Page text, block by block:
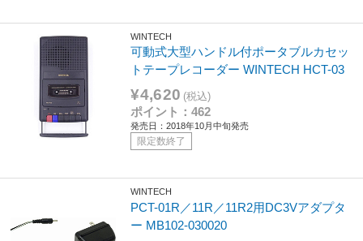
WINTECH
可動式大型ハンドル付ポータブルカセッ
トテープレコーダー WINTECH HCT-03
¥4,620 (税込)
ポイント：462
発売日：2018年10月中旬発売
限定数終了
WINTECH
PCT-01R／11R／11R2用DC3Vアダプタ
ー MB102-030020